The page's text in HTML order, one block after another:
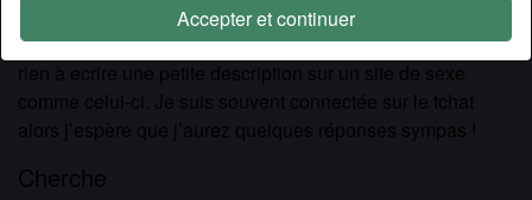
Accepter et continuer
en ce moment j’ai simplement envie de vivre des aventures
et sortir de la routine alors je me suis dit que je ne perdais
rien à ecrire une petite description sur un site de sexe
comme celui-ci. Je suis souvent connectée sur le tchat
alors j’espère que j’aurez quelques réponses sympas !
Cherche